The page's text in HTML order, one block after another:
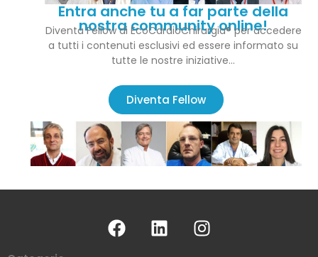
Entra anche tu a far parte della
nostra community online!
Diventa Fellow di EcoCardioChirurgia® per accedere
a tutti i contenuti esclusivi ed essere informato su
tutte le nostre iniziative…
Diventa Fellow